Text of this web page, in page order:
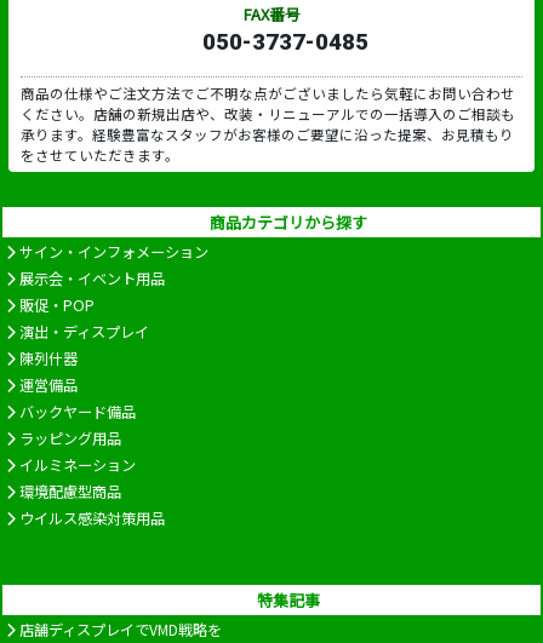
FAX番号
050-3737-0485
商品の仕様やご注文方法でご不明な点がございましたら気軽にお問い合わせ
ください。店舗の新規出店や、改装・リニューアルでの一括導入のご相談も
承ります。経験豊富なスタッフがお客様のご要望に沿った提案、お見積もり
をさせていただきます。
商品カテゴリから探す
サイン・インフォメーション
展示会・イベント用品
販促・POP
演出・ディスプレイ
陳列什器
運営備品
バックヤード備品
ラッピング用品
イルミネーション
環境配慮型商品
ウイルス感染対策用品
特集記事
店舗ディスプレイでVMD戦略を